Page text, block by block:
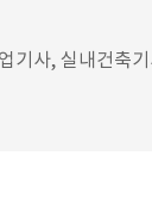
기사, 실내건축